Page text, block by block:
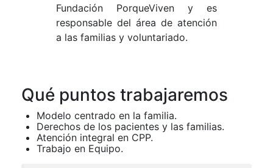
Fundación PorqueViven y es
responsable del área de atención
a las familias y voluntariado.
Qué puntos trabajaremos
Modelo centrado en la familia.
Derechos de los pacientes y las familias.
Atención integral en CPP.
Trabajo en Equipo.